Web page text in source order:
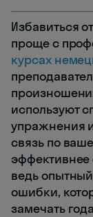
Избавиться
проще с
курсах
используют
упражнения
связь по
эффективнее
ведь
ошибки,
замечать